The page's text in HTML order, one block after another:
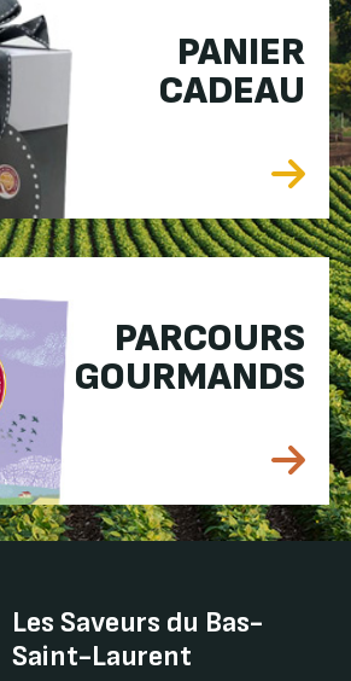
PANIER
CADEAU
PARCOURS
GOURMANDS
Les Saveurs du Bas-
Saint-Laurent